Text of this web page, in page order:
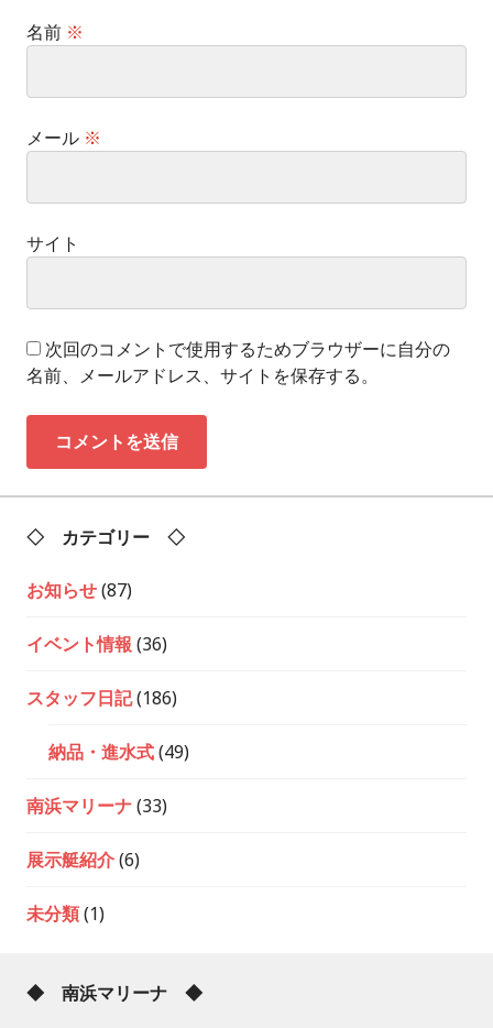
名前 ※
メール ※
サイト
次回のコメントで使用するためブラウザーに自分の
名前、メールアドレス、サイトを保存する。
◇ カテゴリー ◇
お知らせ(87)
イベント情報 (36)
スタッフ日記(186)
納品・進水式(49)
南浜マリーナ(33)
展示艇紹介(6)
未分類(1)
◆ 南浜マリーナ ◆